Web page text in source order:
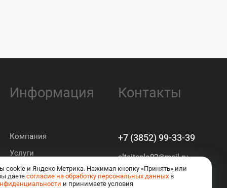
Информация
Компания
Услуги
Контакты
+7 (3852) 99-33-39
altaiteplo02@mail.ru
Барнаул
cookie и Яндекс Метрика. Нажимая кнопку «Принять» или
даете согласие на обработку персональных данных в
и принимаете условия